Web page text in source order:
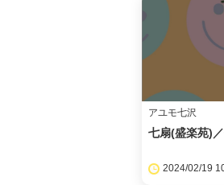
アユモ七沢
七扇(盛楽苑)
2024/02/19